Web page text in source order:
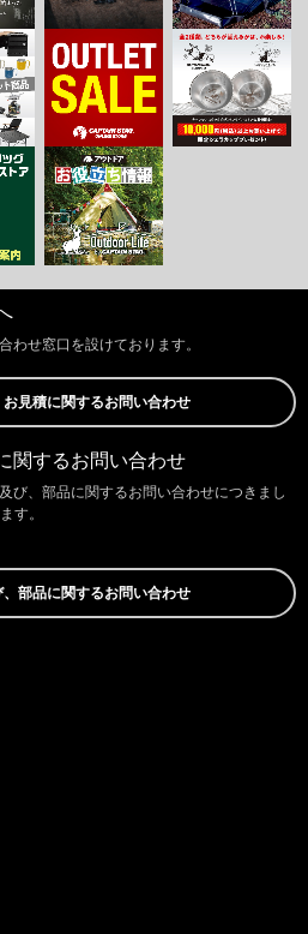
る カートへ進む
わせ窓口を設けております。
見積に関するお問い合わせ
関するお問い合わせ
び、部品に関するお問い合わせにつきまし
す。
部品に関するお問い合わせ